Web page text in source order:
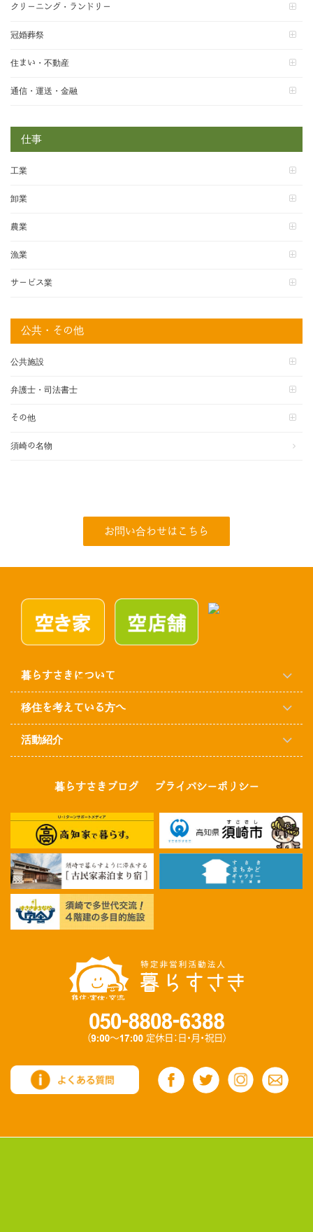
クリーニング・ランドリー
冠婚葬祭
住まい・不動産
通信・運送・金融
仕事
工業
卸業
農業
漁業
サービス業
公共・その他
公共施設
弁護士・司法書士
その他
須崎の名物
お問い合わせはこちら
暮らすさきについて
移住を考えている方へ
活動紹介
暮らすさきブログ プライバシーポリシー